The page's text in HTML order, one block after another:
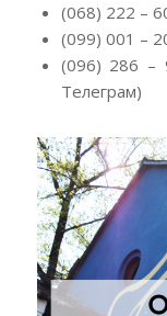
(068) 222 –
(099) 001 –
(096) 286 –
Телеграм)